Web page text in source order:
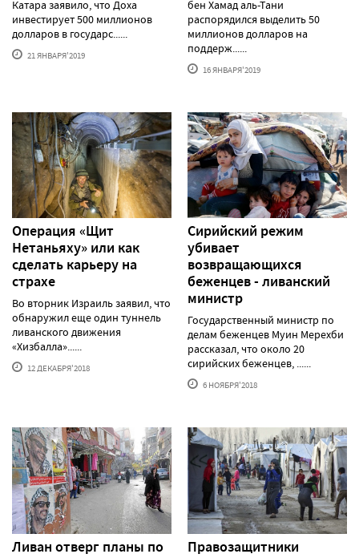
Катара заявило, что Доха
инвестирует 500 миллионов
долларов в государс......
21 ЯНВАРЯ'2019
бен Хамад аль-Тани
распорядился выделить 50
миллионов долларов на
поддерж......
16 ЯНВАРЯ'2019
Операция «Щит
Нетаньяху» или как
сделать карьеру на
страхе
Во вторник Израиль заявил, что
обнаружил еще один туннель
ливанского движения
«Хизбалла»......
12 ДЕКАБРЯ'2018
Сирийский режим
убивает
возвращающихся
беженцев - ливанский
министр
Государственный министр по
делам беженцев Муин Мерехби
рассказал, что около 20
сирийских беженцев, ......
6 НОЯБРЯ'2018
Ливан отверг планы по
Правозащитники